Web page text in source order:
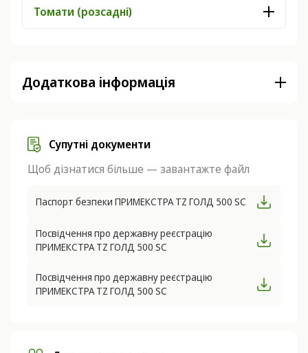
Томати (розсадні)
Додаткова інформація
Супутні документи
Щоб дізнатися більше — завантажте файл
Паспорт безпеки ПРИМЕКСТРА TZ ГОЛД 500 SC
Посвідчення про державну реєстрацію
ПРИМЕКСТРА TZ ГОЛД 500 SC
Посвідчення про державну реєстрацію
ПРИМЕКСТРА TZ ГОЛД 500 SC